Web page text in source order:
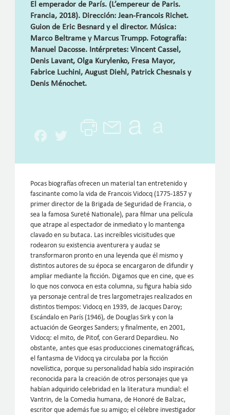
El emperador de París. (L’empereur de Paris.
Francia, 2018). Dirección: Jean-Francois Richet.
Guion de Eric Besnard y el director. Música:
Marco Beltrame y Marcus Trumpp. Fotografía:
Manuel Dacosse. Intérpretes: Vincent Cassel,
Denis Lavant, Olga Kurylenko, Fresa Mayor,
Fabrice Luchini, August Diehl, Patrick Chesnais y
Denis Ménochet.
Facebook
Twitter
Pocas biografías ofrecen un material tan entretenido y
fascinante como la vida de Francois Vidocq (1775-1857 y
primer director de la Brigada de Seguridad de Francia, o
sea la famosa Sureté Nationale), para filmar una película
que atrape al espectador de inmediato y lo mantenga
clavado en su butaca. Las increíbles vicisitudes que
rodearon su existencia aventurera y audaz se
transformaron pronto en una leyenda que él mismo y
distintos autores de su época se encargaron de difundir y
ampliar mediante la ficción. Digamos que en cine, que es
lo que nos convoca en esta columna, su figura había sido
ya personaje central de tres largometrajes realizados en
distintos tiempos: Vidocq en 1939, de Jacques Daroy;
Escándalo en París (1946), de Douglas Sirk y con la
actuación de Georges Sanders; y finalmente, en 2001,
Vidocq: el mito, de Pitof, con Gerard Depardieu. No
obstante, antes que esas producciones cinematográficas,
el fantasma de Vidocq ya circulaba por la ficción
novelística, porque su personalidad había sido inspiración
reconocida para la creación de otros personajes que ya
habían adquirido celebridad en la literatura mundial: el
Vantrin, de la Comedia humana, de Honoré de Balzac,
escritor que además fue su amigo; el célebre investigador